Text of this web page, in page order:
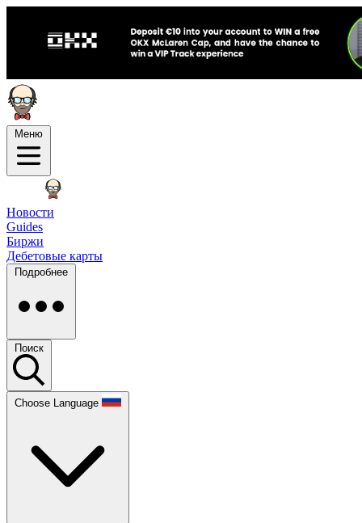
Меню
Новости
Guides
Биржи
Дебетовые карты
Подробнее
Поиск
Choose Language